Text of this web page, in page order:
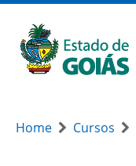
Home Cursos